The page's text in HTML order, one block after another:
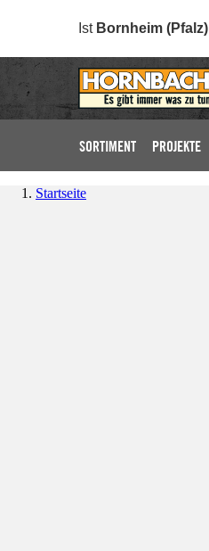
Ist Bornheim (Pfalz)
SORTIMENT PROJEKTE
Startseite